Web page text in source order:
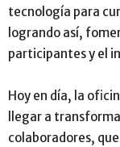
tecnología para
logrando así,
participantes y el
Hoy en día, la
llegar a
colaboradores,